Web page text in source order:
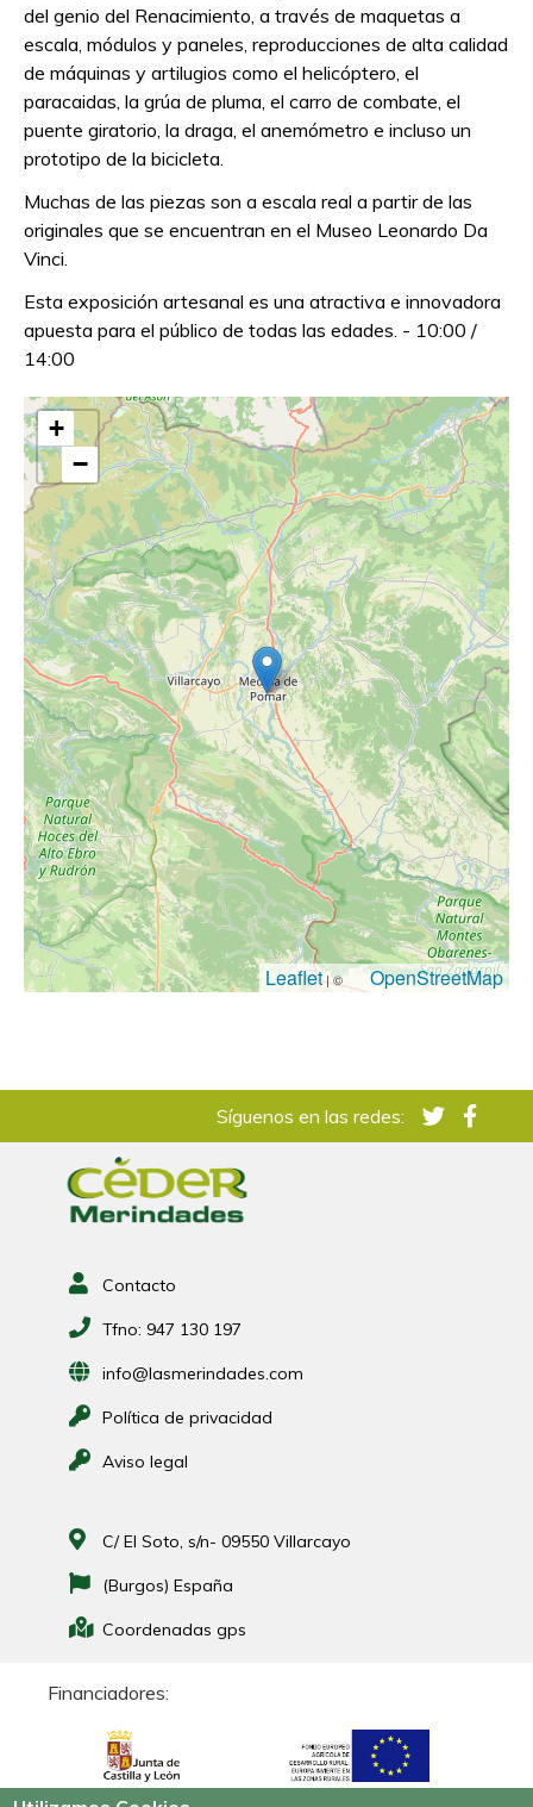
del genio del Renacimiento, a través de maquetas a
escala, módulos y paneles, reproducciones de alta calidad
de máquinas y artilugios como el helicóptero, el
paracaidas, la grúa de pluma, el carro de combate, el
puente giratorio, la draga, el anemómetro e incluso un
prototipo de la bicicleta.
Muchas de las piezas son a escala real a partir de las
originales que se encuentran en el Museo Leonardo Da
Vinci.
Esta exposición artesanal es una atractiva e innovadora
apuesta para el público de todas las edades. - 10:00 /
14:00
+
−
Leaflet| © OpenStreetMap
Síguenos en las redes:
Contacto
Tfno: 947 130 197
info@lasmerindades.com
Política de privacidad
Aviso legal
C/ El Soto, s/n- 09550 Villarcayo
(Burgos) España
Coordenadas gps
Financiadores: